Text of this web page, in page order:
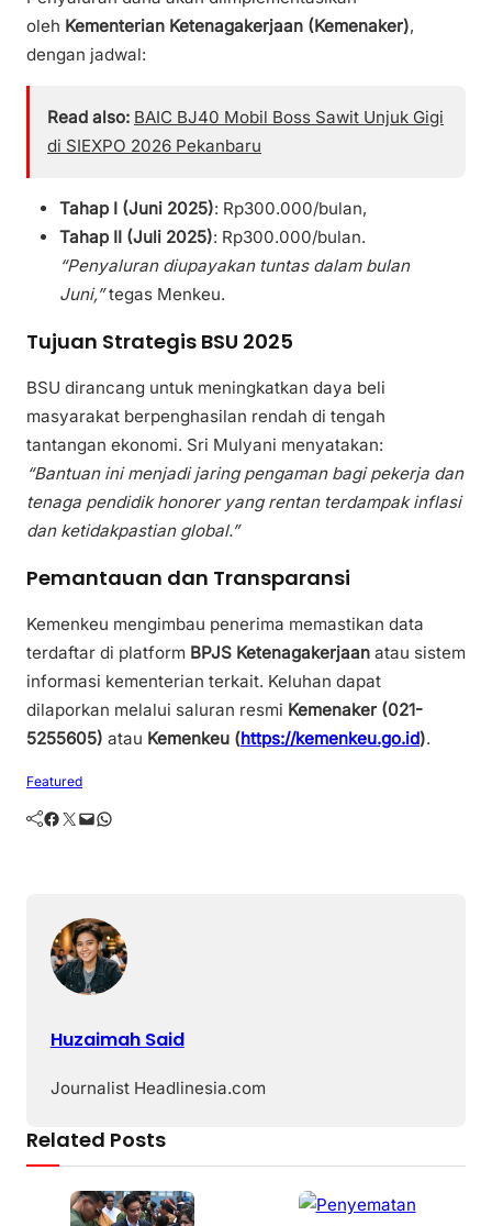
oleh Kementerian Ketenagakerjaan (Kemenaker),
dengan jadwal:
Read also: BAIC BJ40 Mobil Boss Sawit Unjuk Gigi
di SIEXPO 2026 Pekanbaru
Tahap I (Juni 2025): Rp300.000/bulan,
Tahap II (Juli 2025): Rp300.000/bulan.
“Penyaluran diupayakan tuntas dalam bulan
Juni,”tegas Menkeu.
Tujuan Strategis BSU 2025
BSU dirancang untuk meningkatkan daya beli
masyarakat berpenghasilan rendah di tengah
tantangan ekonomi. Sri Mulyani menyatakan:
“Bantuan ini menjadi jaring pengaman bagi pekerja dan
tenaga pendidik honorer yang rentan terdampak inflasi
dan ketidakpastian global.”
Pemantauan dan Transparansi
Kemenkeu mengimbau penerima memastikan data
terdaftar di platform BPJS Ketenagakerjaan atau sistem
informasi kementerian terkait. Keluhan dapat
dilaporkan melalui saluran resmi Kemenaker (021-
5255605) atau Kemenkeu (https://kemenkeu.go.id).
Featured
Facebook Twitter Mail WhatsApp
Huzaimah Said
Journalist Headlinesia.com
Related Posts